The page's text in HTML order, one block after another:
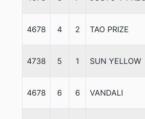
4678 4 2 TAO PRIZE
4738 5 1 SUN YELLOW
4678 6 6 VANDALI